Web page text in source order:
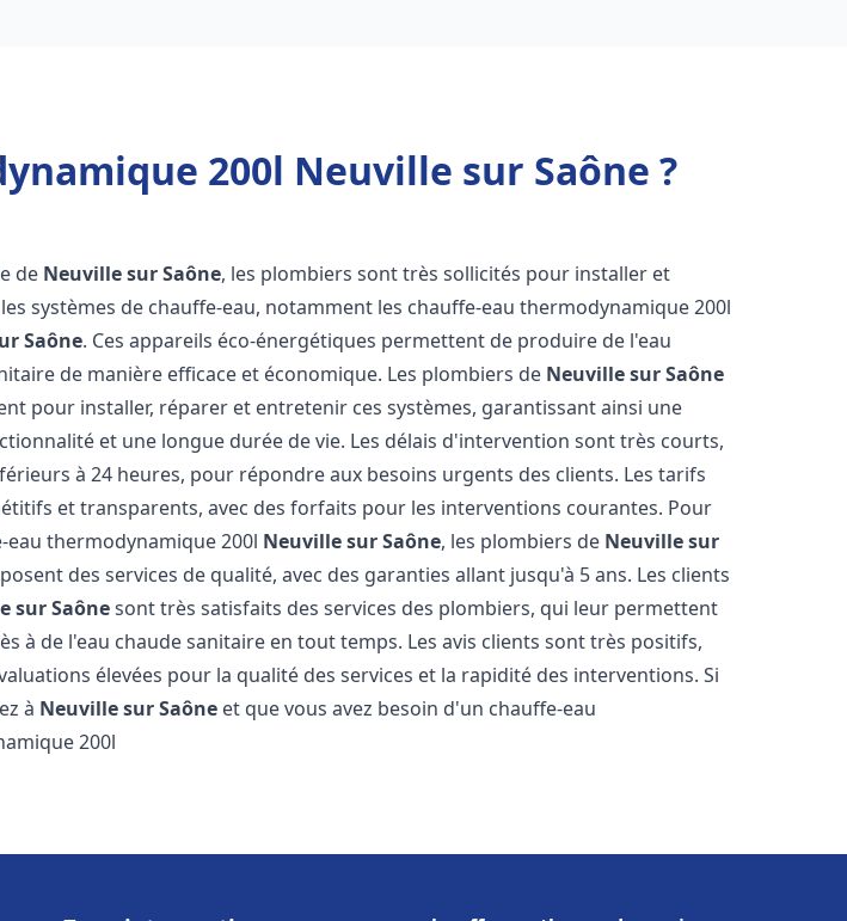
200l Neuville sur Saône ?
de Neuville sur Saône, les plombiers sont très sollicités pour installer et
systèmes de chauffe-eau, notamment les chauffe-eau thermodynamique 200l
Saône. Ces appareils éco-énergétiques permettent de produire de l'eau
de manière efficace et économique. Les plombiers de Neuville sur Saône
pour installer, réparer et entretenir ces systèmes, garantissant ainsi une
et une longue durée de vie. Les délais d'intervention sont très courts,
à 24 heures, pour répondre aux besoins urgents des clients. Les tarifs
et transparents, avec des forfaits pour les interventions courantes. Pour
eau thermodynamique 200l Neuville sur Saône, les plombiers de Neuville sur
des services de qualité, avec des garanties allant jusqu'à 5 ans. Les clients
sur Saônesont très satisfaits des services des plombiers, qui leur permettent
à de l'eau chaude sanitaire en tout temps. Les avis clients sont très positifs,
élevées pour la qualité des services et la rapidité des interventions. Si
à Neuville sur Saône et que vous avez besoin d'un chauffe-eau
200l